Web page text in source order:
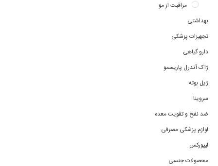
مراقبت از مو
بهداشتی
تجهیزات پزشکی
دارو گیاهی
ژاک آندرل پاریسمو
ژیل بوته
سروینا
ضد نفخ و تقویت معده
لوازم پزشکی مصرفی
لیپورکس
محصولات جنسی